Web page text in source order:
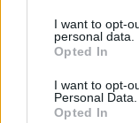
I want to opt-
personal data.
Opted In
I want to opt-
Personal Data.
Opted In
27
27